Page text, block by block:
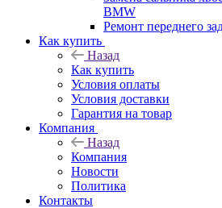
BMW
Ремонт переднего
Как купить
Назад
Как купить
Условия оплаты
Условия доставки
Гарантия на товар
Компания
Назад
Компания
Новости
Политика
Контакты